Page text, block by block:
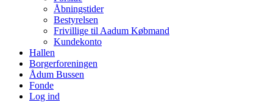
Åbningstider
Bestyrelsen
Frivillige til Aadum Købmand
Kundekonto
Hallen
Borgerforeningen
Ådum Bussen
Fonde
Log ind